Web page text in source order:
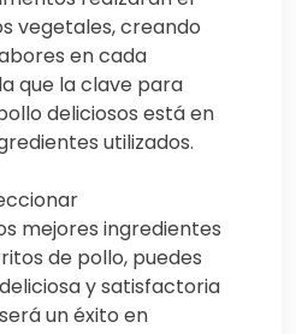
vegetales, creando
en cada
que la clave para
deliciosos está en
utilizados.
mejores ingredientes
de pollo, puedes
y satisfactoria
un éxito en